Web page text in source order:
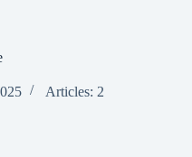
Articles: 2